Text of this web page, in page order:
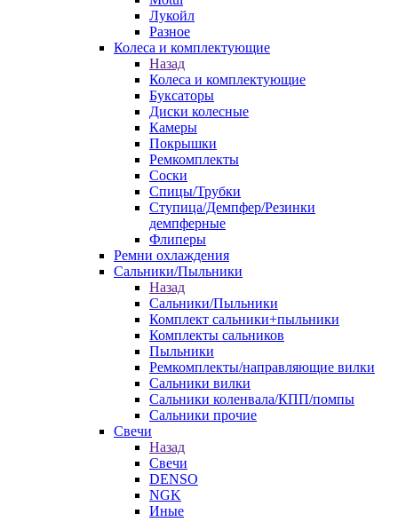
Лукойл
Разное
Колеса и комплектующие
Назад
Колеса и комплектующие
Буксаторы
Диски колесные
Камеры
Покрышки
Ремкомплекты
Соски
Спицы/Трубки
Ступица/Демпфер/Резинки
демпферные
Флиперы
Ремни охлаждения
Сальники/Пыльники
Назад
Сальники/Пыльники
Комплект сальники+пыльники
Комплекты сальников
Пыльники
Ремкомплекты/направляющие вилки
Сальники вилки
Сальники коленвала/КПП/помпы
Сальники прочие
Свечи
Назад
Свечи
DENSO
NGK
Иные